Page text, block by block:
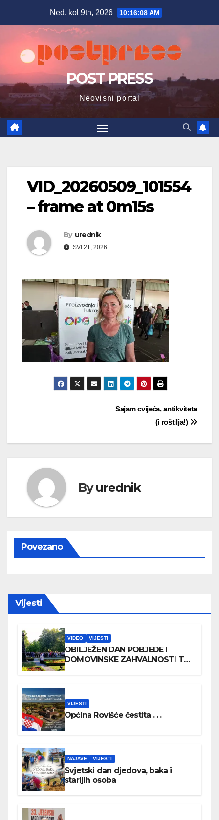
Ned. kol 9th, 2026 10:16:09 AM
POST PRESS
Neovisni portal
VID_20260509_101554
– frame at 0m15s
By urednik
SVI 21, 2026
Sajam cvijeća, antikviteta
(i roštilja!)
Byurednik
Povezano
Vijesti
VIDEO VIJESTI
OBILJEŽEN DAN POBJEDE I
DOMOVINSKE ZAHVALNOSTI TE
VIJESTI
Općina Rovišće čestita . . .
NAJAVE VIJESTI
Svjetski dan djedova, baka i
starijih osoba